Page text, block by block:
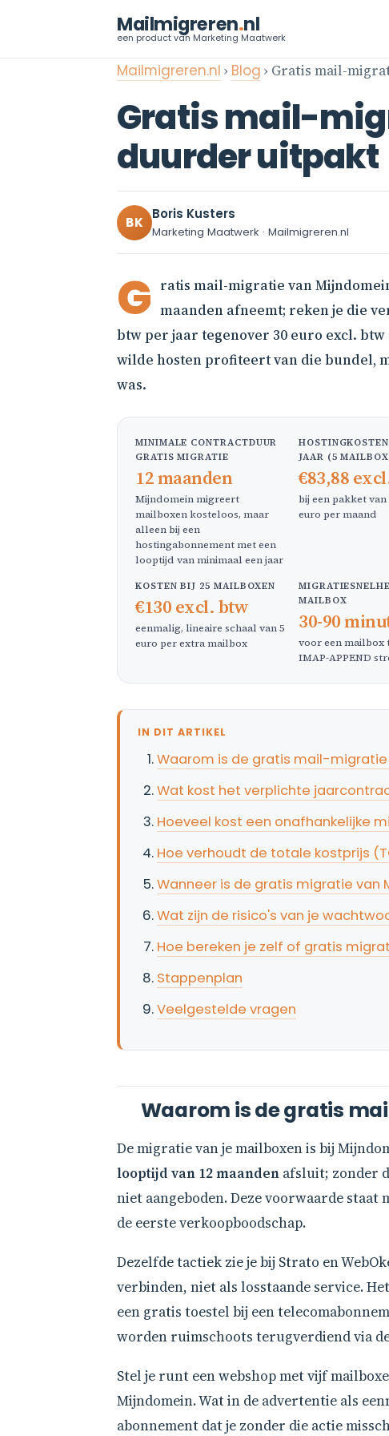
Mailmigreren.nl
een product van Marketing Maatwerk
Mailmigreren.nl › Blog › Gratis mail-
Gratis mail-
duurder uitpakt
BK Boris Kusters
Marketing Maatwerk · Mailmigreren.nl
G ratis mail-migratie van
maanden afneemt; reken je die
btw per jaar tegenover 30 euro excl.
wilde hosten profiteert van die bundel,
was.
MINIMALE CONTRACTDUUR
GRATIS MIGRATIE
12 maanden
Mijndomein migreert
mailboxen kosteloos, maar
alleen bij een
hostingabonnement met een
looptijd van minimaal een jaar
JAAR (5
€83,88
bij een pakket van
euro per maand
KOSTEN BIJ 25 MAILBOXEN
€130 excl. btw
eenmalig, lineaire schaal van 5
euro per extra mailbox
MAILBOX
30-90
voor een mailbox
IMAP-APPEND
IN DIT ARTIKEL
Waarom is de gratis mail-
Wat kost het verplichte
Hoeveel kost een onafhankelijke
Hoe verhoudt de totale kostprijs
Wanneer is de gratis migratie van
Wat zijn de risico's van je
Hoe bereken je zelf of gratis
Stappenplan
Veelgestelde vragen
Waarom is de gratis
De migratie van je mailboxen is bij
looptijd van 12 maanden afsluit; zonder
niet aangeboden. Deze voorwaarde
de eerste verkoopboodschap.
Dezelfde tactiek zie je bij Strato en
verbinden, niet als losstaande service.
een gratis toestel bij een
worden ruimschoots terugverdiend via
Stel je runt een webshop met vijf
Mijndomein. Wat in de advertentie als
abonnement dat je zonder die actie